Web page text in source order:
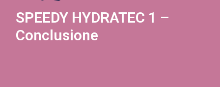
SPEEDY HYDRATEC 1 –
Conclusione